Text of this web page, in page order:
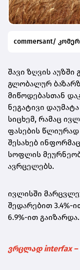
commersant/
შავი ზღვის
გლობალურ
მიწოდებასთან
ნეგატივი
სიცხემ, რამაც
ფასების წლიურად
შესახებ
სოფლის
ავრცელებს.
ივლისში
შედარებით
6.9%-ით გაიზარდა.
ვრცლად interfax –